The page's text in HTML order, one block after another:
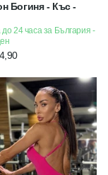
Богиня - Къс -
до 24 часа за България -